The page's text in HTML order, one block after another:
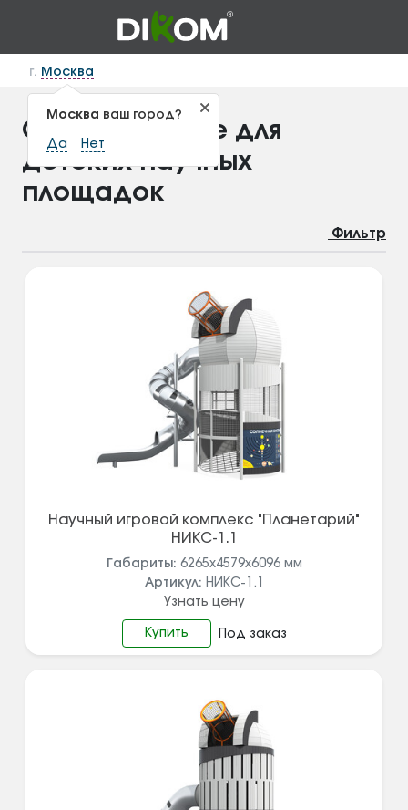
г. Москва
Москва ваш город?
Да Нет
Оборудование для
детских научных
площадок
Фильтр
Научный игровой комплекс "Планетарий"
НИКС-1.1
Габариты: 6265х4579х6096 мм
Артикул: НИКС-1.1
Узнать цену
Купить Под заказ